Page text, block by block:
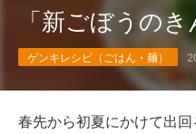
「新ごぼうの
ゲンキレシピ（ごはん・麺）
春先から初夏にかけて出